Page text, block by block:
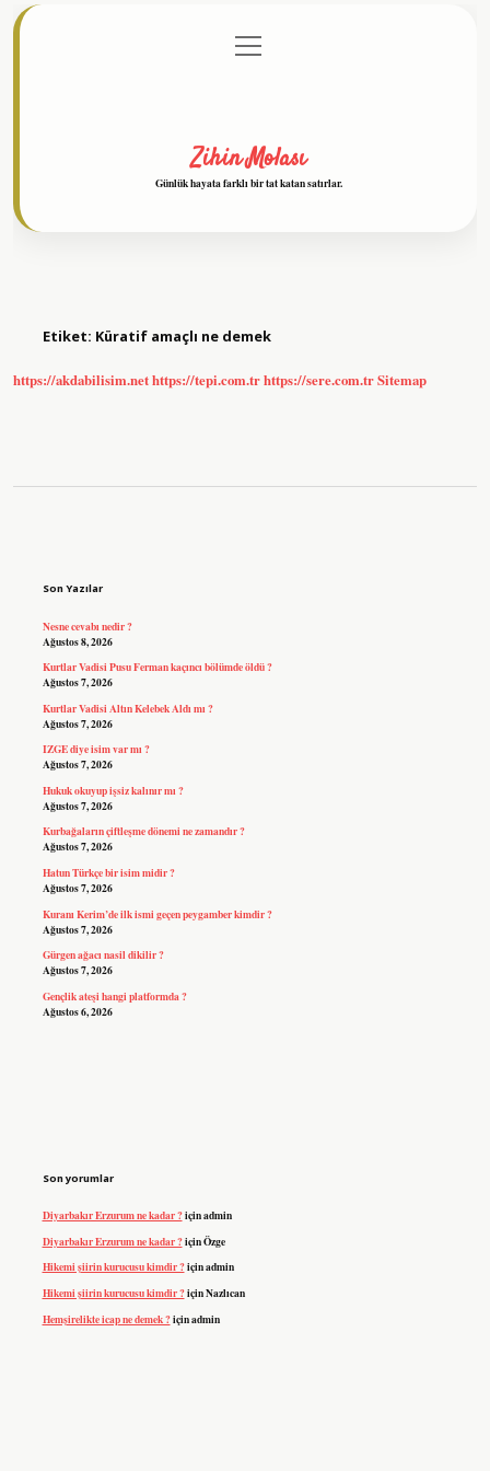
Gizlilik Politikası
menüyü
aç
Zihin Molası
Günlük hayata farklı bir tat katan satırlar.
Etiket: Küratif amaçlı ne demek
https://akdabilisim.nethttps://tepi.com.trhttps://sere.com.trSitemap
Son Yazılar
Nesne cevabı nedir ?
Ağustos 8, 2026
Kurtlar Vadisi Pusu Ferman kaçıncı bölümde öldü ?
Ağustos 7, 2026
Kurtlar Vadisi Altın Kelebek Aldı mı ?
Ağustos 7, 2026
IZGE diye isim var mı ?
Ağustos 7, 2026
Hukuk okuyup işsiz kalınır mı ?
Ağustos 7, 2026
Kurbağaların çiftleşme dönemi ne zamandır ?
Ağustos 7, 2026
Hatun Türkçe bir isim midir ?
Ağustos 7, 2026
Kuranı Kerim’de ilk ismi geçen peygamber kimdir ?
Ağustos 7, 2026
Gürgen ağacı nasil dikilir ?
Ağustos 7, 2026
Gençlik ateşi hangi platformda ?
Ağustos 6, 2026
Son yorumlar
Diyarbakır Erzurum ne kadar ?içinadmin
Diyarbakır Erzurum ne kadar ?içinÖzge
Hikemi şiirin kurucusu kimdir ?içinadmin
Hikemi şiirin kurucusu kimdir ?içinNazlıcan
Hemşirelikte icap ne demek ?içinadmin